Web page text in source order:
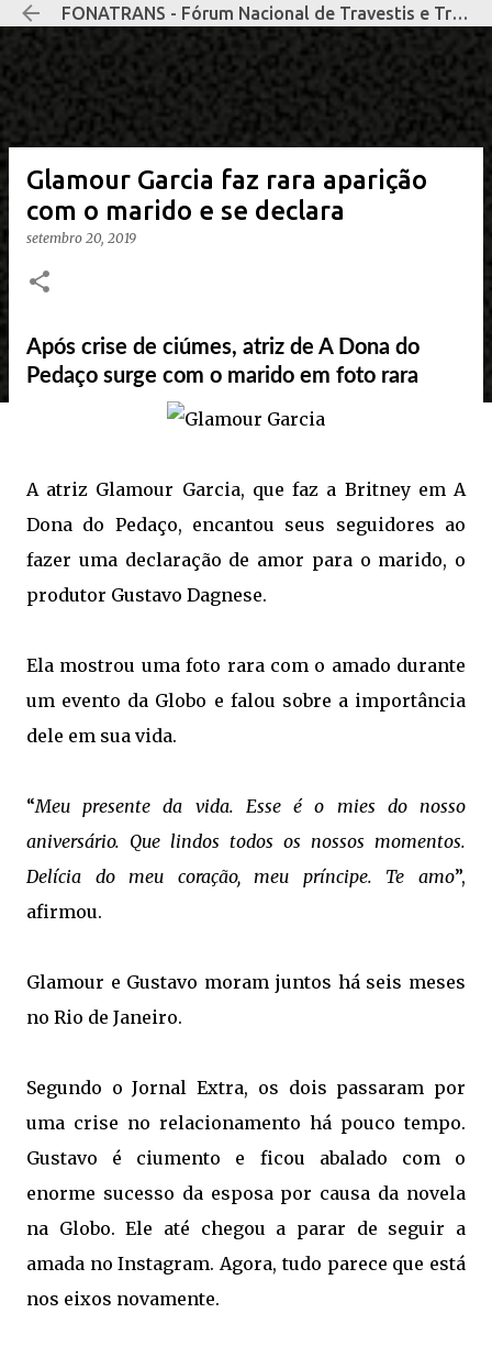
Pular para o conteúdo principal
FONATRANS - Fórum Nacional de Travestis e Transexuais Negras e Negros
Glamour Garcia faz rara aparição
com o marido e se declara
setembro 20, 2019
Após crise de ciúmes, atriz de A Dona do
Pedaço surge com o marido em foto rara
A atriz Glamour Garcia, que faz a Britney em A
Dona do Pedaço, encantou seus seguidores ao
fazer uma declaração de amor para o marido, o
produtor Gustavo Dagnese.
Ela mostrou uma foto rara com o amado durante
um evento da Globo e falou sobre a importância
dele em sua vida.
“Meu presente da vida. Esse é o mies do nosso
aniversário. Que lindos todos os nossos momentos.
Delícia do meu coração, meu príncipe. Te amo”,
afirmou.
Glamour e Gustavo moram juntos há seis meses
no Rio de Janeiro.
Segundo o Jornal Extra, os dois passaram por
uma crise no relacionamento há pouco tempo.
Gustavo é ciumento e ficou abalado com o
enorme sucesso da esposa por causa da novela
na Globo. Ele até chegou a parar de seguir a
amada no Instagram. Agora, tudo parece que está
nos eixos novamente.